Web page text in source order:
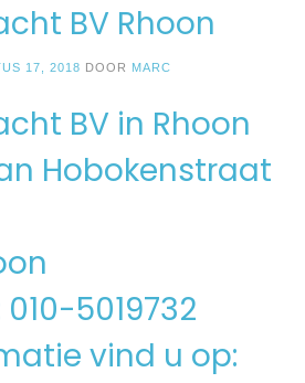
BV Rhoon
17, 2018 DOOR MARC
BV in Rhoon
Hobokenstraat
5019732
vind u op: